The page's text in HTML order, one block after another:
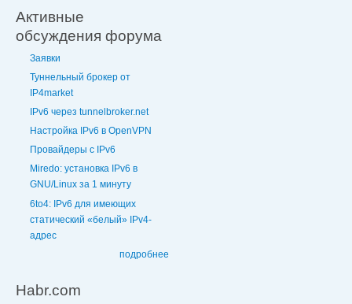
Активные
обсуждения форума
Заявки
Туннельный брокер от
IP4market
IPv6 через tunnelbroker.net
Настройка IPv6 в OpenVPN
Провайдеры с IPv6
Miredo: установка IPv6 в
GNU/Linux за 1 минуту
6to4: IPv6 для имеющих
статический «белый» IPv4-
адрес
подробнее
Habr.com